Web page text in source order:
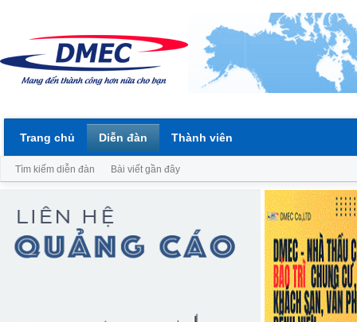
Trang chủ Diễn đàn
Tìm kiếm diễn đàn Bài viết gần đây
Thành viên